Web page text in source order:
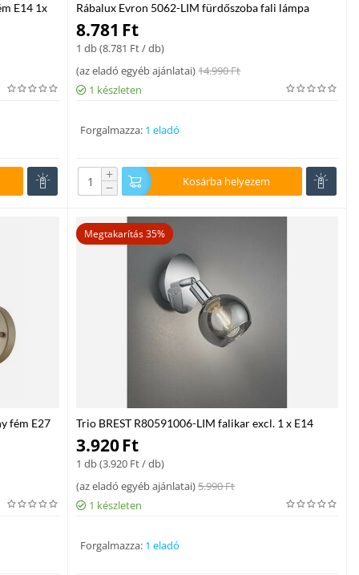
E14 1x
Rábalux Evron 5062-LIM fürdőszoba fali lámpa
króm fém LED 5 400 lm 4000 K IP44 F
8.781 Ft
1 db (8.781 Ft/ db)
(az eladó egyéb ajánlatai)14.990Ft
1 készleten
Forgalmazza: 1 eladó
+
− Kosárba helyezem
fém E27
Megtakarítás 35%
Trio BREST R80591006-LIM falikar excl. 1 x E14
3.920Ft
1 db (3.920 Ft/ db)
(az eladó egyéb ajánlatai)5.990Ft
1 készleten
Forgalmazza: 1 eladó